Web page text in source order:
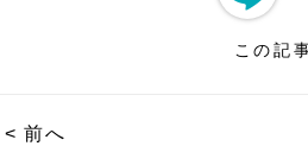
この記
< 前へ